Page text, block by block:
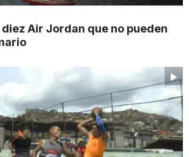
Air Jordan que no pueden